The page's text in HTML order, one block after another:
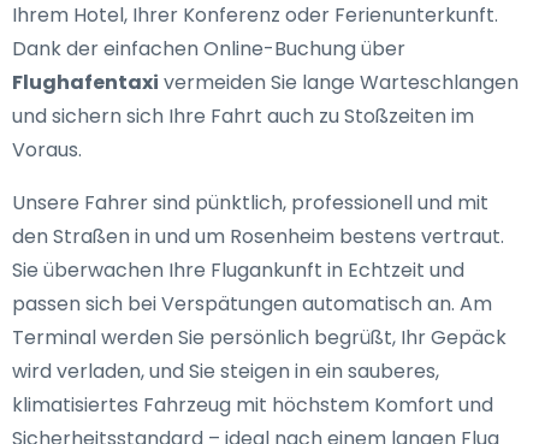
Ihrem Hotel, Ihrer Konferenz oder Ferienunterkunft.
Dank der einfachen Online-Buchung über
Flughafentaxi vermeiden Sie lange Warteschlangen
und sichern sich Ihre Fahrt auch zu Stoßzeiten im
Voraus.
Unsere Fahrer sind pünktlich, professionell und mit
den Straßen in und um Rosenheim bestens vertraut.
Sie überwachen Ihre Flugankunft in Echtzeit und
passen sich bei Verspätungen automatisch an. Am
Terminal werden Sie persönlich begrüßt, Ihr Gepäck
wird verladen, und Sie steigen in ein sauberes,
klimatisiertes Fahrzeug mit höchstem Komfort und